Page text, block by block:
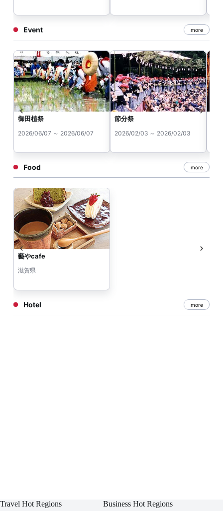
Event more
御田植祭
2026/06/07 ～ 2026/06/07
節分祭
2026/02/03 ～ 2026/02/03
Food more
藝やcafe
滋賀県
Hotel more
Travel Hot Regions Business Hot Regions